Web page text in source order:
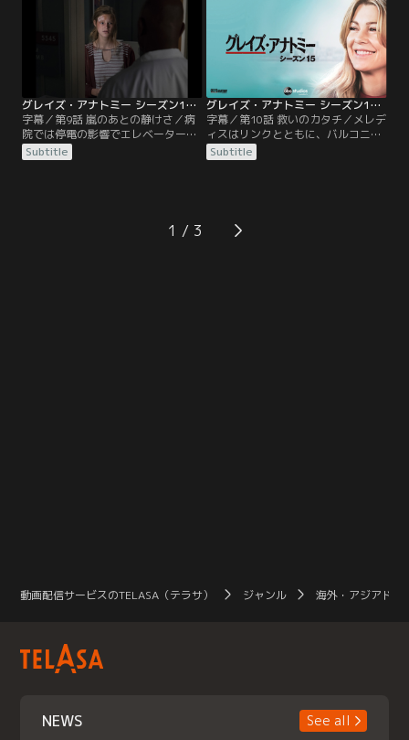
オペを拒否する。しかし、やがて脾
動脈が破裂して……。一方、メレデ
ィスはキャサリンからコンサルを頼
まれて、コラシックとともに…。
の飾りが刺さった男性を担当する。
一方、寝坊したアレックスは、風が
強すぎて家を出られず、ジョーと2
人でハネムーンのやり直しをする。
グレイズ・アナトミー シーズン15 第09話／字幕
字幕／第9話 嵐のあとの静けさ／病
院では停電の影響でエレベーターが
停止し混乱が続いていた。中に閉じ
込められたベイリーとタリン、メレ
発作と闘っていたベイリーとタリン
は、ジャクソンや設備管理のジェド
Subtitle
グレイズ・アナトミー シーズン15 第10話／字幕
字幕／第10話 救いのカタチ／メレデ
ィスはリンクとともに、バルコニー
から転落した女性ナターシャを担
当。すぐにオペが行なわれるが、術
トは、悲しみに暮れる。一方、シア
トルに戻ったキャサリンは、病気の
Subtitle
1
動画配信サービスのTELASA（テラサ） ジャンル 海外・アジアドラ
NEWS See all